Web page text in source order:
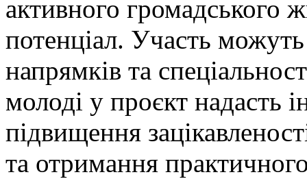
активного громадського
потенціал. Участь
напрямків та
молоді у проєкт надасть
підвищення
та отримання